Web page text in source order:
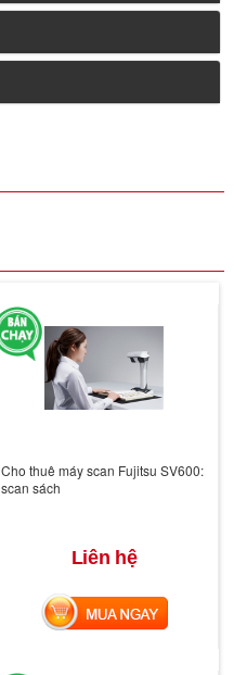
Cho thuê máy scan Fujitsu SV600:
scan sách
Liên hệ
MUA NGAY